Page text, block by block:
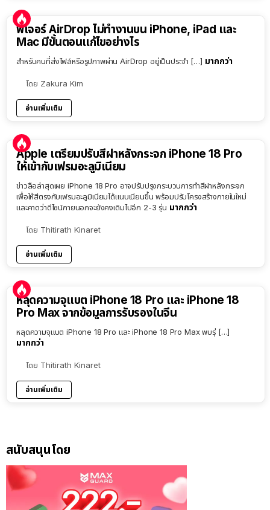
ฟีเจอร์ AirDrop ไม่ทำงานบน iPhone, iPad และ
Mac มีขั้นตอนแก้ไขอย่างไร
สำหรับคนที่ส่งไฟล์หรือรูปภาพผ่าน AirDrop อยู่เป็นประจำ […] มากกว่า
โดย Zakura Kim
อ่านเพิ่มเติม
Apple เตรียมปรับสีฝาหลังกระจก iPhone 18 Pro
ให้เข้ากับเฟรมอะลูมิเนียม
ข่าวลือล่าสุดเผย iPhone 18 Pro อาจปรับปรุงกระบวนการทำสีฝาหลังกระจก
เพื่อให้สีตรงกับเฟรมอะลูมิเนียมได้แนบเนียนขึ้น พร้อมปรับโครงสร้างภายในใหม่
และคาดว่าดีไซน์ภายนอกจะยังคงเดิมไปอีก 2-3 รุ่น มากกว่า
โดย Thitirath Kinaret
อ่านเพิ่มเติม
หลุดความจุแบต iPhone 18 Pro และ iPhone 18
Pro Max จากข้อมูลการรับรองในจีน
หลุดความจุแบต iPhone 18 Pro และ iPhone 18 Pro Max พบรุ่ […]
มากกว่า
โดย Thitirath Kinaret
อ่านเพิ่มเติม
สนับสนุนโดย